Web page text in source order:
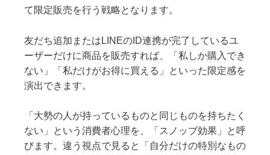
て限定販売を行う戦略となります。
友だち追加またはLINEのID連携が完了しているユ
ーザーだけに商品を販売すれば、「私しか購入でき
ない」「私だけがお得に買える」といった限定感を
演出できます。
「大勢の人が持っているものと同じものを持ちたく
ない」という消費者心理を、「スノッブ効果」と呼
びます。違う視点で見ると「自分だけの特別なもの